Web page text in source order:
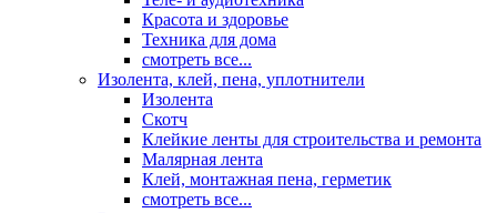
Красота и здоровье
Техника для дома
смотреть все...
Изолента, клей, пена, уплотнители
Изолента
Скотч
Клейкие ленты для строительства и ремонта
Малярная лента
Клей, монтажная пена, герметик
смотреть все...